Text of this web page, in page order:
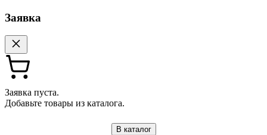
Заявка
Заявка пуста.
Добавьте товары из каталога.
В каталог